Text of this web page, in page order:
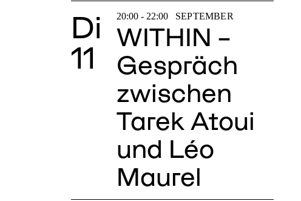
Di
11
20:00 - 22:00 SEPTEMBER
WITHIN –
Gespräch
zwischen
Tarek Atoui
und Léo
Maurel